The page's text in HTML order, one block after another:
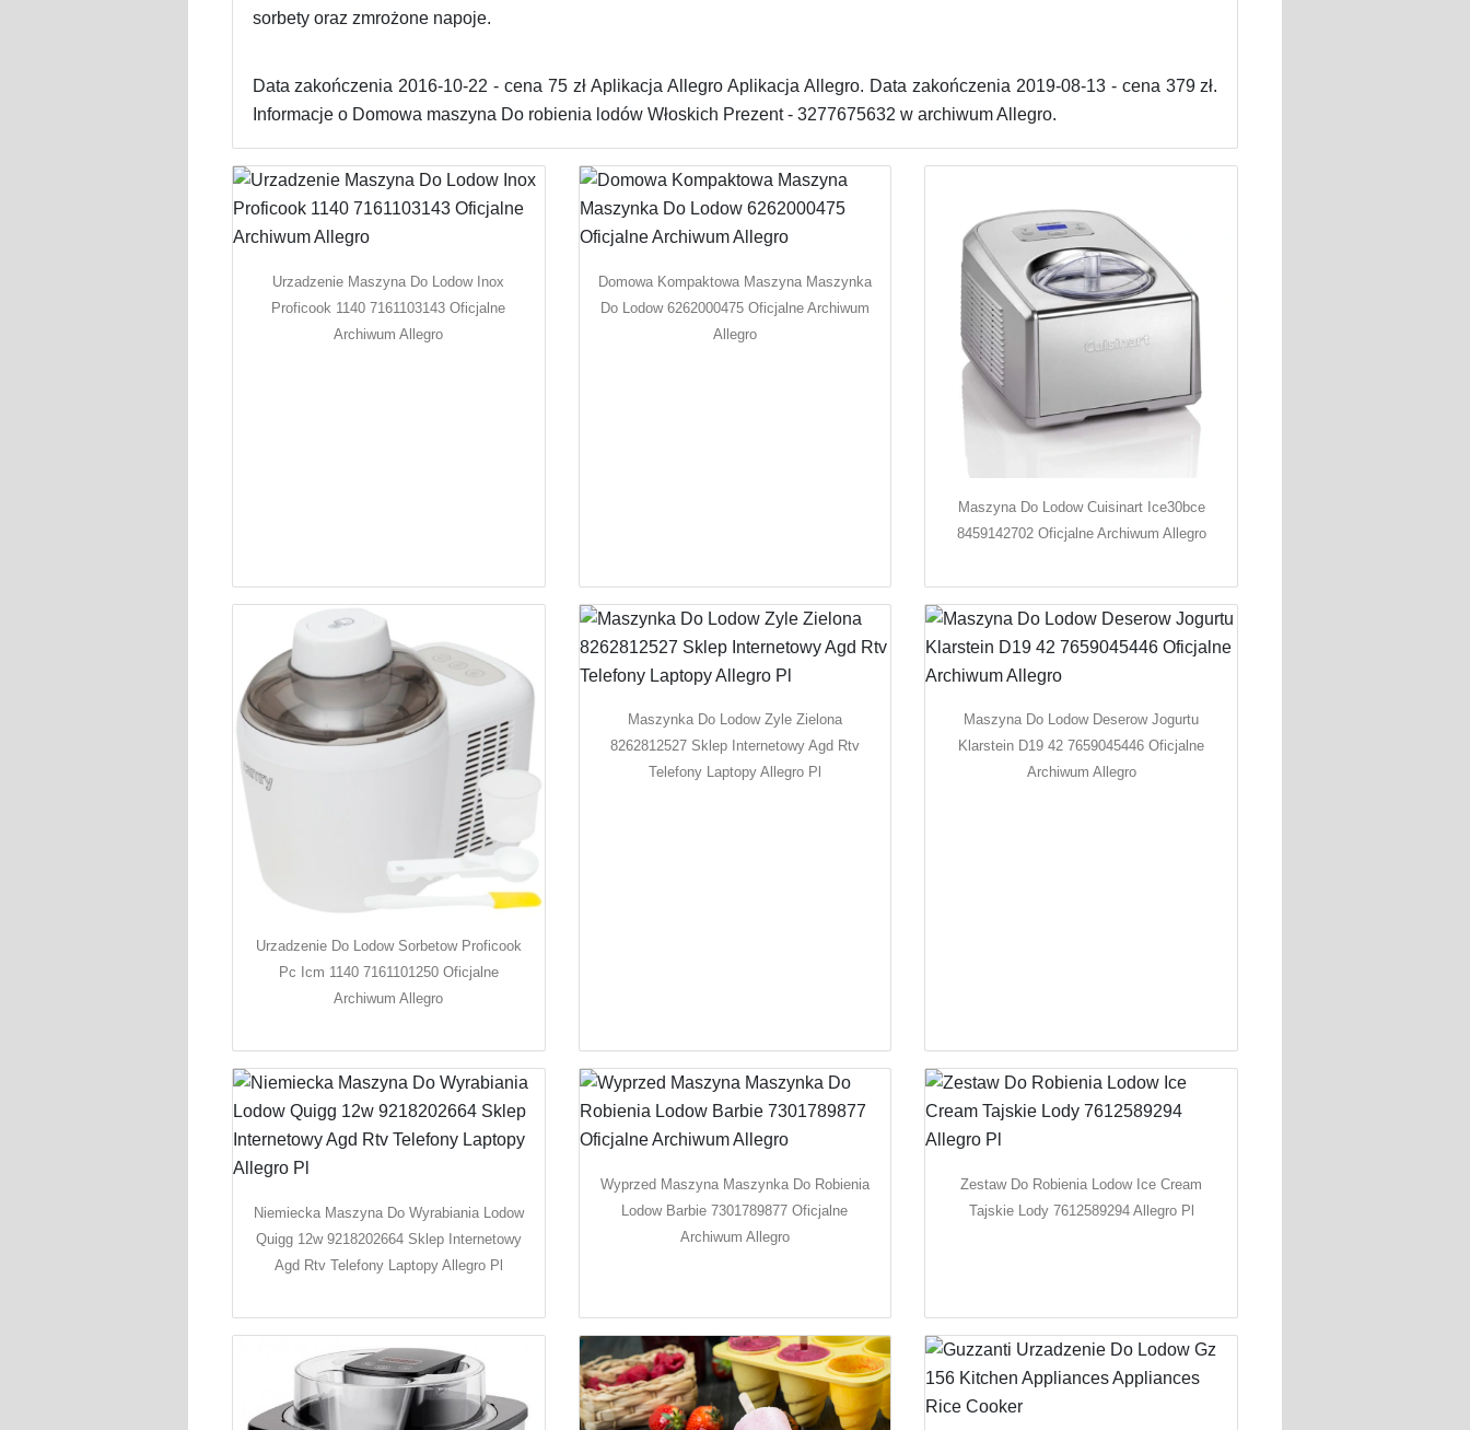
sorbety oraz zmrożone napoje.
Data zakończenia 2016-10-22 - cena 75 zł Aplikacja Allegro Aplikacja Allegro. Data zakończenia 2019-08-13 - cena 379 zł.
Informacje o Domowa maszyna Do robienia lodów Włoskich Prezent - 3277675632 w archiwum Allegro.
Urzadzenie Maszyna Do Lodow Inox
Proficook 1140 7161103143 Oficjalne
Archiwum Allegro
Domowa Kompaktowa Maszyna Maszynka
Do Lodow 6262000475 Oficjalne Archiwum
Allegro
Maszyna Do Lodow Cuisinart Ice30bce
8459142702 Oficjalne Archiwum Allegro
Urzadzenie Do Lodow Sorbetow Proficook
Pc Icm 1140 7161101250 Oficjalne
Archiwum Allegro
Maszynka Do Lodow Zyle Zielona
8262812527 Sklep Internetowy Agd Rtv
Telefony Laptopy Allegro Pl
Maszyna Do Lodow Deserow Jogurtu
Klarstein D19 42 7659045446 Oficjalne
Archiwum Allegro
Niemiecka Maszyna Do Wyrabiania Lodow
Quigg 12w 9218202664 Sklep Internetowy
Agd Rtv Telefony Laptopy Allegro Pl
Wyprzed Maszyna Maszynka Do Robienia
Lodow Barbie 7301789877 Oficjalne
Archiwum Allegro
Zestaw Do Robienia Lodow Ice Cream
Tajskie Lody 7612589294 Allegro Pl